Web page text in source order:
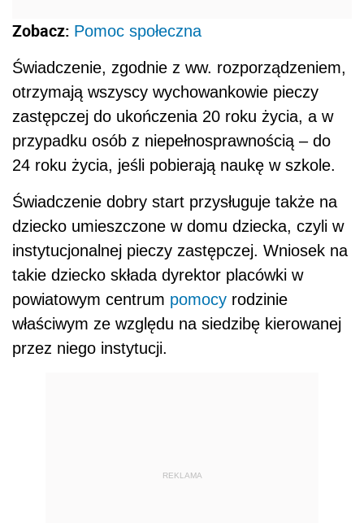
Zobacz: Pomoc społeczna
Świadczenie, zgodnie z ww. rozporządzeniem,
otrzymają wszyscy wychowankowie pieczy
zastępczej do ukończenia 20 roku życia, a w
przypadku osób z niepełnosprawnością – do
24 roku życia, jeśli pobierają naukę w szkole.
Świadczenie dobry start przysługuje także na
dziecko umieszczone w domu dziecka, czyli w
instytucjonalnej pieczy zastępczej. Wniosek na
takie dziecko składa dyrektor placówki w
powiatowym centrum pomocy rodzinie
właściwym ze względu na siedzibę kierowanej
przez niego instytucji.
REKLAMA